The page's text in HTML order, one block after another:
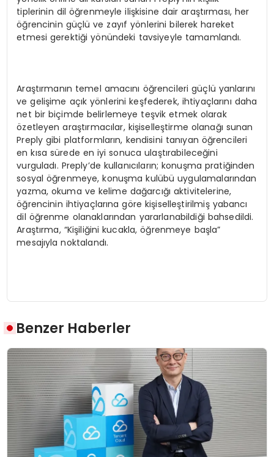
tiplerinin dil öğrenmeyle ilişkisine dair araştırması, her
öğrencinin güçlü ve zayıf yönlerini bilerek hareket
etmesi gerektiği yönündeki tavsiyeyle tamamlandı.
Araştırmanın temel amacını öğrencileri güçlü yanlarını
ve gelişime açık yönlerini keşfederek, ihtiyaçlarını daha
net bir biçimde belirlemeye teşvik etmek olarak
özetleyen araştırmacılar, kişiselleştirme olanağı sunan
Preply gibi platformların, kendisini tanıyan öğrencileri
en kısa sürede en iyi sonuca ulaştırabileceğini
vurguladı. Preply’de kullanıcıların; konuşma pratiğinden
sosyal öğrenmeye, konuşma kulübü uygulamalarından
yazma, okuma ve kelime dağarcığı aktivitelerine,
öğrencinin ihtiyaçlarına göre kişiselleştirilmiş yabancı
dil öğrenme olanaklarından yararlanabildiği bahsedildi.
Araştırma, “Kişiliğini kucakla, öğrenmeye başla”
mesajıyla noktalandı.
Benzer Haberler